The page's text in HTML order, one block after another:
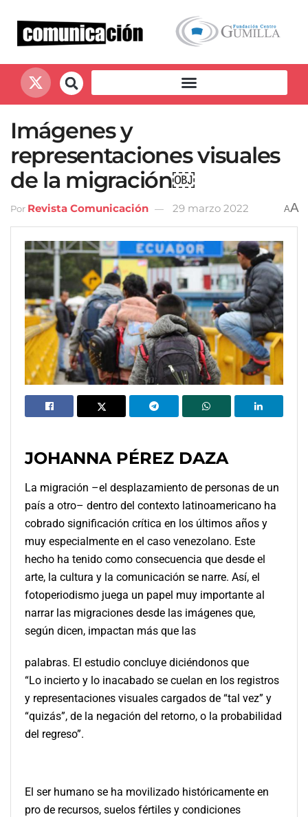
Imágenes y
representaciones visuales
de la migración￼
Por Revista Comunicación 29 marzo 2022 AA
JOHANNA PÉREZ DAZA
La migración –el desplazamiento de personas de un
país a otro– dentro del contexto latinoamericano ha
cobrado significación crítica en los últimos años y
muy especialmente en el caso venezolano. Este
hecho ha tenido como consecuencia que desde el
arte, la cultura y la comunicación se narre. Así, el
fotoperiodismo juega un papel muy importante al
narrar las migraciones desde las imágenes que,
según dicen, impactan más que las
palabras. El estudio concluye diciéndonos que
“Lo incierto y lo inacabado se cuelan en los registros
y representaciones visuales cargados de “tal vez” y
“quizás”, de la negación del retorno, o la probabilidad
del regreso”.
El ser humano se ha movilizado históricamente en
pro de recursos, suelos fértiles y condiciones